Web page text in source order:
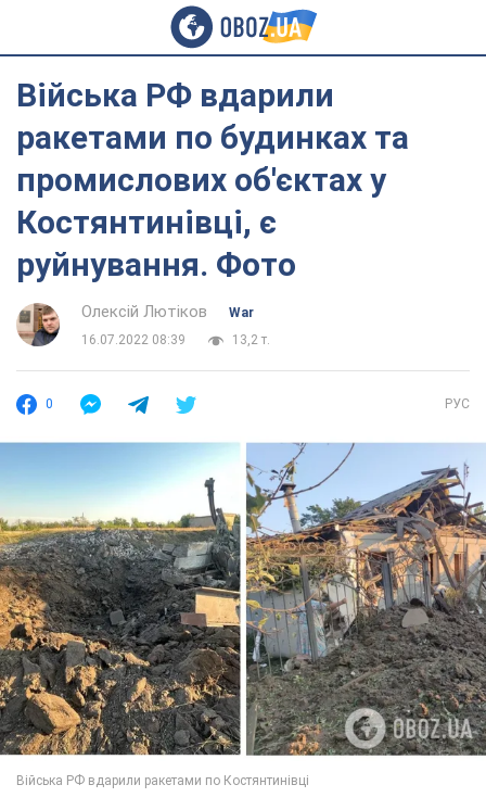
Війська РФ вдарили
ракетами по будинках та
промислових об'єктах у
Костянтинівці, є
руйнування. Фото
Олексій Лютіков
War
16.07.2022 08:39
13,2 т.
0 РУС